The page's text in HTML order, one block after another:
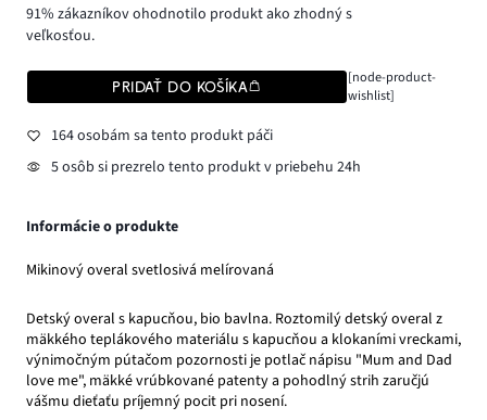
91% zákazníkov ohodnotilo produkt ako zhodný s
veľkosťou.
PRIDAŤ DO KOŠÍKA
[node-product-
wishlist]
164 osobám sa tento produkt páči
5 osôb si prezrelo tento produkt v priebehu 24h
Informácie o produkte
Mikinový overal svetlosivá melírovaná
Detský overal s kapucňou, bio bavlna. Roztomilý detský overal z
mäkkého teplákového materiálu s kapucňou a klokaními vreckami,
výnimočným pútačom pozornosti je potlač nápisu "Mum and Dad
love me", mäkké vrúbkované patenty a pohodlný strih zaručjú
vášmu dieťaťu príjemný pocit pri nosení.